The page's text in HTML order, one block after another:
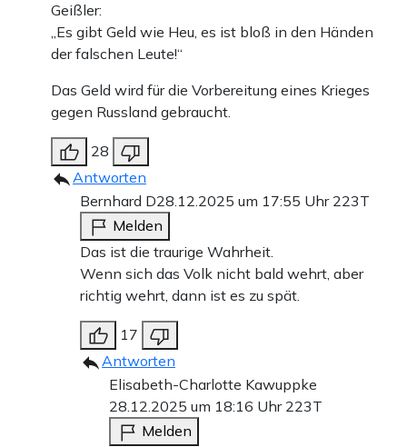
Geißler:
„Es gibt Geld wie Heu, es ist bloß in den Händen
der falschen Leute!“
Das Geld wird für die Vorbereitung eines Krieges
gegen Russland gebraucht.
28
Antworten
Bernhard D28.12.2025 um 17:55 Uhr 223T
Melden
Das ist die traurige Wahrheit.
Wenn sich das Volk nicht bald wehrt, aber
richtig wehrt, dann ist es zu spät.
17
Antworten
Elisabeth-Charlotte Kawuppke
28.12.2025 um 18:16 Uhr 223T
Melden